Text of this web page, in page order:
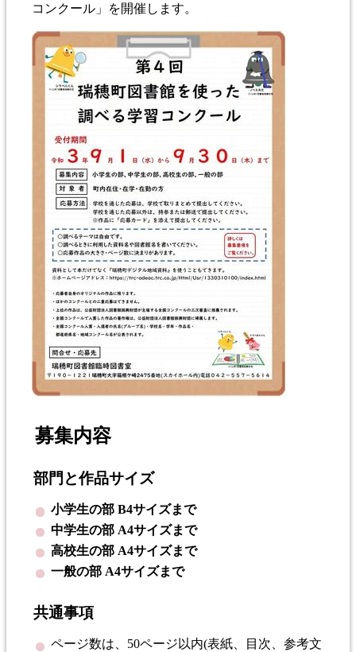
コンクール」を開催します。
募集内容
部門と作品サイズ
小学生の部 B4サイズまで
中学生の部 A4サイズまで
高校生の部 A4サイズまで
一般の部 A4サイズまで
共通事項
ページ数は、50ページ以内(表紙、目次、参考文